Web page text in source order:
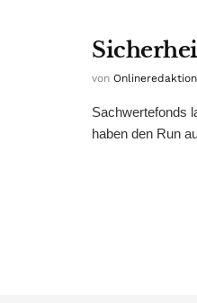
von
Sachwertefonds
haben den Run